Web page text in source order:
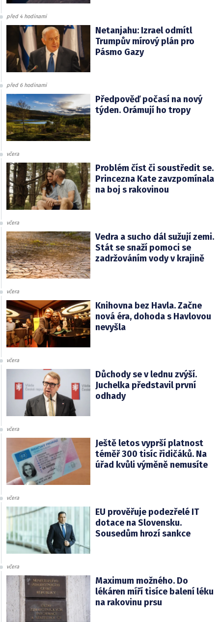
před 4 hodinami
Netanjahu: Izrael odmítl
Trumpův mírový plán pro
Pásmo Gazy
před 6 hodinami
Předpověď počasí na nový
týden. Orámují ho tropy
včera
Problém číst či soustředit se.
Princezna Kate zavzpomínala
na boj s rakovinou
včera
Vedra a sucho dál sužují zemi.
Stát se snaží pomoci se
zadržováním vody v krajině
včera
Knihovna bez Havla. Začne
nová éra, dohoda s Havlovou
nevyšla
včera
Důchody se v lednu zvýší.
Juchelka představil první
odhady
včera
Ještě letos vyprší platnost
téměř 300 tisíc řidičáků. Na
úřad kvůli výměně nemusíte
včera
EU prověřuje podezřelé IT
dotace na Slovensku.
Sousedům hrozí sankce
včera
Maximum možného. Do
lékáren míří tisíce balení léku
na rakovinu prsu